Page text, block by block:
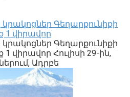
կրակոցներ Գեղարքունիքի
1 վիրավոր
կրակոցներ Գեղարքունիքի
վիրավոր Հուլիսի 29-ին,
Ադրբե